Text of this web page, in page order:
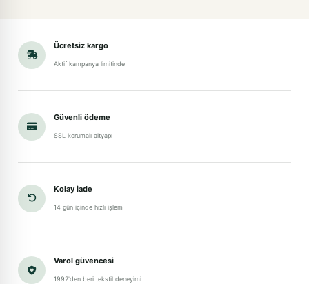
Ücretsiz kargo
Aktif kampanya limitinde
Güvenli ödeme
SSL korumalı altyapı
Kolay iade
14 gün içinde hızlı işlem
Varol güvencesi
1992'den beri tekstil deneyimi